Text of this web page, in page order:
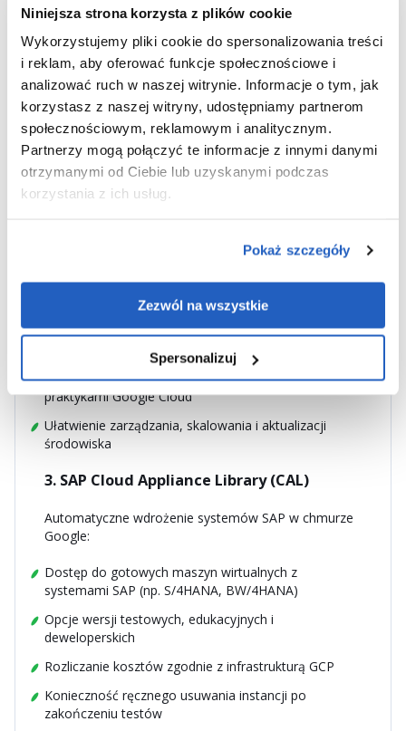
Niniejsza strona korzysta z plików cookie
Wykorzystujemy pliki cookie do spersonalizowania treści
i reklam, aby oferować funkcje społecznościowe i
analizować ruch w naszej witrynie. Informacje o tym, jak
korzystasz z naszej witryny, udostępniamy partnerom
społecznościowym, reklamowym i analitycznym.
Partnerzy mogą połączyć te informacje z innymi danymi
otrzymanymi od Ciebie lub uzyskanymi podczas
korzystania z ich usług.
Pokaż szczegóły
Zezwól na wszystkie
Spersonalizuj
Infrastruktura budowana ręcznie, zgodnie z
dokumentacją SAP (SAP Help Portal)
Elastyczność wdrożenia dla zaawansowanych
zespołów IT
Możliwość dostosowania do indywidualnych potrzeb i
wymagań compliance
2. Wdrożenie jako kod (Infrastructure as
Code)
Użycie narzędzi takich jakTerraformlubGoogle
Cloud Deployment Manager
Szybkie tworzenie infrastruktury certyfikowanej przez
SAP i środowisk SAP HANA
Zgodność z wymaganiami SAP i najlepszymi
praktykami Google Cloud
Ułatwienie zarządzania, skalowania i aktualizacji
środowiska
3. SAP Cloud Appliance Library (CAL)
Automatyczne wdrożenie systemów SAP w chmurze
Google:
Dostęp do gotowych maszyn wirtualnych z
systemami SAP (np. S/4HANA, BW/4HANA)
Opcje wersji testowych, edukacyjnych i
deweloperskich
Rozliczanie kosztów zgodnie z infrastrukturą GCP
Konieczność ręcznego usuwania instancji po
zakończeniu testów